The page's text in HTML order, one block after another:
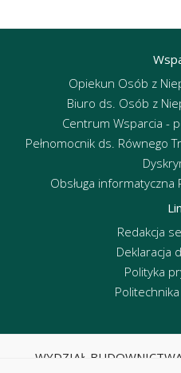
Opiekun Osób z
Biuro ds. Osób z
Centrum Wsparcia -
Pełnomocnik ds. Równego
Obsługa informatyczna
Redakcja
Deklaracja
Polityka
WYDZIAŁ